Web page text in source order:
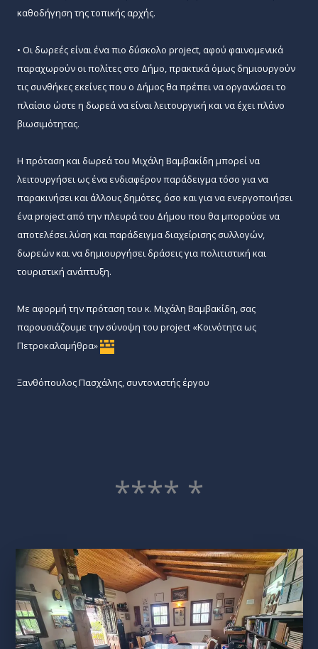
καθοδήγηση της τοπικής αρχής.
• Οι δωρεές είναι ένα πιο δύσκολο project, αφού φαινομενικά
παραχωρούν οι πολίτες στο Δήμο, πρακτικά όμως δημιουργούν
τις συνθήκες εκείνες που ο Δήμος θα πρέπει να οργανώσει το
πλαίσιο ώστε η δωρεά να είναι λειτουργική και να έχει πλάνο
βιωσιμότητας.
Η πρόταση και δωρεά του Μιχάλη Βαμβακίδη μπορεί να
λειτουργήσει ως ένα ενδιαφέρον παράδειγμα τόσο για να
παρακινήσει και άλλους δημότες, όσο και για να ενεργοποιήσει
ένα project από την πλευρά του Δήμου που θα μπορούσε να
αποτελέσει λύση και παράδειγμα διαχείρισης συλλογών,
δωρεών και να δημιουργήσει δράσεις για πολιτιστική και
τουριστική ανάπτυξη.
Με αφορμή την πρόταση του κ. Μιχάλη Βαμβακίδη, σας
παρουσιάζουμε την σύνοψη του project «Κοινότητα ως
Πετροκαλαμήθρα»
Ξανθόπουλος Πασχάλης, συντονιστής έργου
**** *